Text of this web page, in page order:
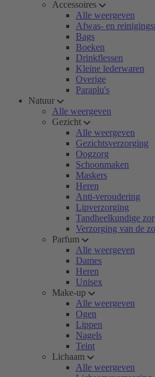
Accessoires
Alle weergeven
Afwas- en
Bags
Boeken
Drinkflessen
Kleine lederwaren
Overige
Paraplu's
Natuur
Alle weergeven
Gezicht
Alle weergeven
Gezichtsverzorging
Oogzorg
Schoonmaken
Maskers
Heren
Anti-veroudering
Lipverzorging
Tandheelkundige
Verzorging van de
Parfum
Alle weergeven
Dames
Heren
Unisex
Make-up
Alle weergeven
Ogen
Lippen
Nagels
Teint
Lichaam
Alle weergeven